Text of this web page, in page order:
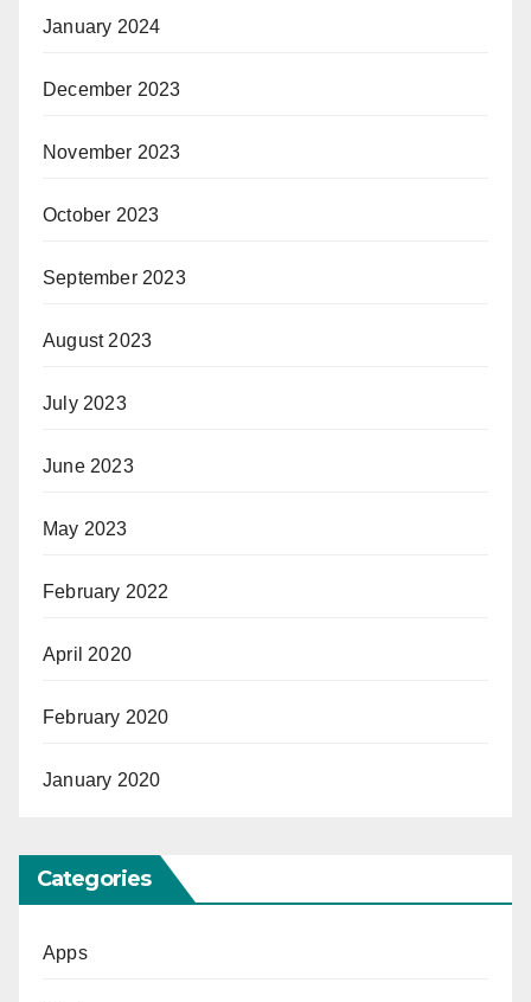
January 2024
December 2023
November 2023
October 2023
September 2023
August 2023
July 2023
June 2023
May 2023
February 2022
April 2020
February 2020
January 2020
Categories
Apps